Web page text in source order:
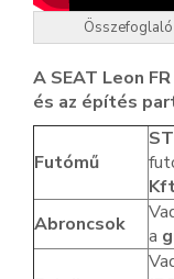
A SEAT Leon
és az építés
Futómű
ST
Abroncsok
a